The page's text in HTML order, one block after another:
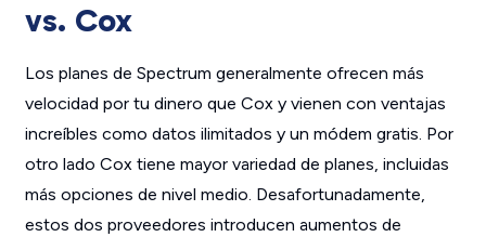
vs. Cox
Los planes de Spectrum generalmente ofrecen más
velocidad por tu dinero que Cox y vienen con ventajas
increíbles como datos ilimitados y un módem gratis. Por
otro lado Cox tiene mayor variedad de planes, incluidas
más opciones de nivel medio. Desafortunadamente,
estos dos proveedores introducen aumentos de